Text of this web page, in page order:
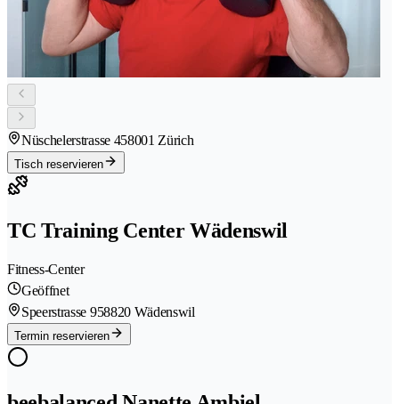
Nüschelerstrasse 458001 Zürich
Tisch reservieren
TC Training Center Wädenswil
Fitness-Center
Geöffnet
Speerstrasse 958820 Wädenswil
Termin reservieren